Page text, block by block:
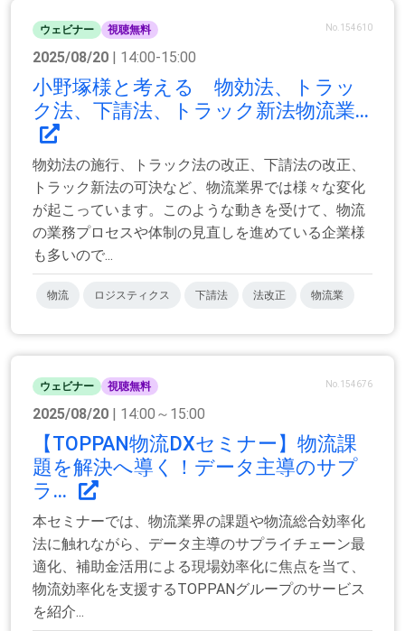
ウェビナー 視聴無料 No.154610
2025/08/20 | 14:00-15:00
小野塚様と考える 物効法、トラッ
ク法、下請法、トラック新法物流業...
物効法の施行、トラック法の改正、下請法の改正、
トラック新法の可決など、物流業界では様々な変化
が起こっています。このような動きを受けて、物流
の業務プロセスや体制の見直しを進めている企業様
も多いので...
物流 ロジスティクス 下請法 法改正 物流業
ウェビナー 視聴無料 No.154676
2025/08/20 | 14:00～15:00
【TOPPAN物流DXセミナー】物流課
題を解決へ導く！データ主導のサプ
ラ...
本セミナーでは、物流業界の課題や物流総合効率化
法に触れながら、データ主導のサプライチェーン最
適化、補助金活用による現場効率化に焦点を当て、
物流効率化を支援するTOPPANグループのサービス
を紹介...